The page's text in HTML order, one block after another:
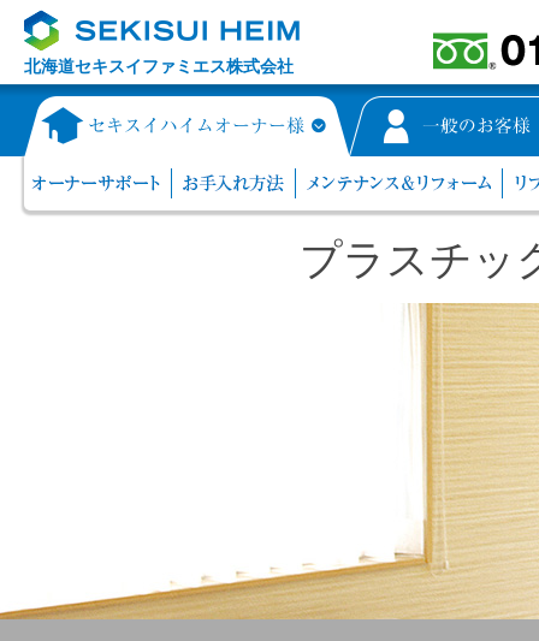
北海道セキスイファミエス株式会社
プラスチッ